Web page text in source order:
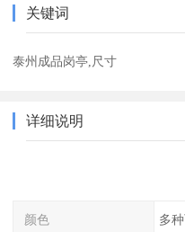
关键词
泰州成品岗亭,尺寸
详细说明
颜色 多